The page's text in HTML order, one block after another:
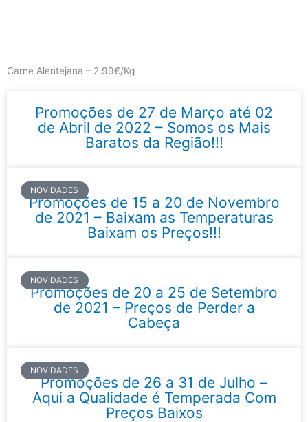
Carne Alentejana – 2.99€/Kg
Promoções de 27 de Março até 02
de Abril de 2022 – Somos os Mais
Baratos da Região!!!
NOVIDADES
Promoções de 15 a 20 de Novembro
de 2021 – Baixam as Temperaturas
Baixam os Preços!!!
NOVIDADES
Promoções de 20 a 25 de Setembro
de 2021 – Preços de Perder a
Cabeça
NOVIDADES
Promoções de 26 a 31 de Julho –
Aqui a Qualidade é Temperada Com
Preços Baixos